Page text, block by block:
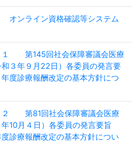
ライン資格確認等システム
１ 第145回社会保障審議会医療
３年９月22日）各委員の発言要
度診療報酬改定の基本方針につ
２ 第81回社会保障審議会医療
10月４日）各委員の発言要旨
度診療報酬改定の基本方針につい